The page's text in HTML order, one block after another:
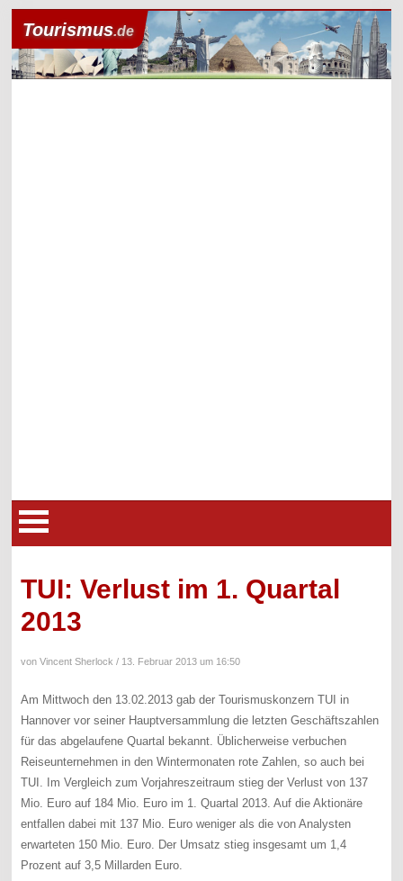
Tourismus.de
TUI: Verlust im 1. Quartal
2013
von Vincent Sherlock / 13. Februar 2013 um 16:50
Am Mittwoch den 13.02.2013 gab der Tourismuskonzern TUI in
Hannover vor seiner Hauptversammlung die letzten Geschäftszahlen
für das abgelaufene Quartal bekannt. Üblicherweise verbuchen
Reiseunternehmen in den Wintermonaten rote Zahlen, so auch bei
TUI. Im Vergleich zum Vorjahreszeitraum stieg der Verlust von 137
Mio. Euro auf 184 Mio. Euro im 1. Quartal 2013. Auf die Aktionäre
entfallen dabei mit 137 Mio. Euro weniger als die von Analysten
erwarteten 150 Mio. Euro. Der Umsatz stieg insgesamt um 1,4
Prozent auf 3,5 Millarden Euro.